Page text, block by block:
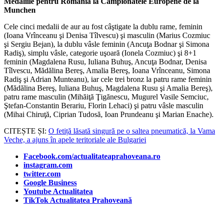
Munchen
Cele cinci medalii de aur au fost câştigate la dublu rame, feminin
(Ioana Vrînceanu şi Denisa Tîlvescu) şi masculin (Marius Cozmiuc
şi Sergiu Bejan), la dublu vâsle feminin (Ancuţa Bodnar şi Simona
Radiş), simplu vâsle, categorie uşoară (Ionela Cozmiuc) şi 8+1
feminin (Magdalena Rusu, Iuliana Buhuş, Ancuţa Bodnar, Denisa
Tîlvescu, Mădălina Bereş, Amalia Bereş, Ioana Vrînceanu, Simona
Radiş şi Adrian Munteanu), iar cele trei bronz la patru rame feminin
(Mădălina Bereş, Iuliana Buhuş, Magdalena Rusu şi Amalia Bereş),
patru rame masculin (Mihăiţă Ţigănescu, Mugurel Vasile Semciuc,
Ştefan-Constantin Berariu, Florin Lehaci) şi patru vâsle masculin
(Mihai Chiruţă, Ciprian Tudosă, Ioan Prundeanu şi Marian Enache).
CITEȘTE ȘI: O fetiță lăsată singură pe o saltea pneumatică, la Vama
Veche, a ajuns în apele teritoriale ale Bulgariei
Facebook.com/actualitateaprahoveana.ro
instagram.com
twitter.com
Google Business
Youtube Actualitatea
TikTok Actualitatea Prahoveană